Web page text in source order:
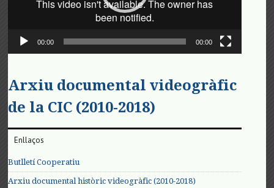
00:00 00:00
Arxiu documental videogràfic
de la CIC (2010-2018)
Enllaços
Butlletí Cooperatiu
Arxiu documental històric videogràfic (2010-2018)